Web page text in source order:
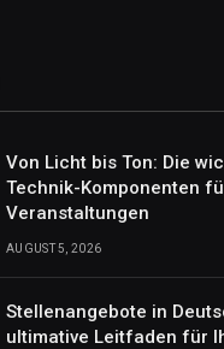
Von Licht bis Ton: Die
Technik-Komponenten
Veranstaltungen
AUGUST 5, 2026
Stellenangebote in
ultimative Leitfaden für